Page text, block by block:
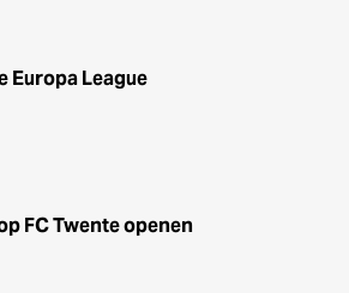
Europa League
FC Twente openen